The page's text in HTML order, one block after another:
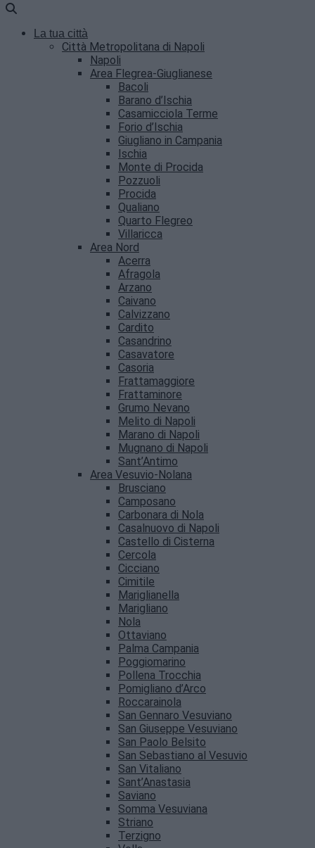
La tua città
Città Metropolitana di Napoli
Napoli
Area Flegrea-Giuglianese
Bacoli
Barano d’Ischia
Casamicciola Terme
Forio d’Ischia
Giugliano in Campania
Ischia
Monte di Procida
Pozzuoli
Procida
Qualiano
Quarto Flegreo
Villaricca
Area Nord
Acerra
Afragola
Arzano
Caivano
Calvizzano
Cardito
Casandrino
Casavatore
Casoria
Frattamaggiore
Frattaminore
Grumo Nevano
Melito di Napoli
Marano di Napoli
Mugnano di Napoli
Sant’Antimo
Area Vesuvio-Nolana
Brusciano
Camposano
Carbonara di Nola
Casalnuovo di Napoli
Castello di Cisterna
Cercola
Cicciano
Cimitile
Mariglianella
Marigliano
Nola
Ottaviano
Palma Campania
Poggiomarino
Pollena Trocchia
Pomigliano d’Arco
Roccarainola
San Gennaro Vesuviano
San Giuseppe Vesuviano
San Paolo Belsito
San Sebastiano al Vesuvio
San Vitaliano
Sant’Anastasia
Saviano
Somma Vesuviana
Striano
Terzigno